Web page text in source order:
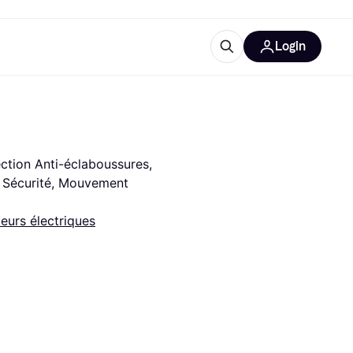
Login
Anti-éclaboussures,
Mouvement
électriques